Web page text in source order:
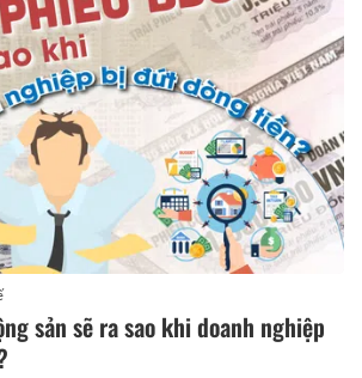
sản sẽ ra sao khi doanh nghiệp